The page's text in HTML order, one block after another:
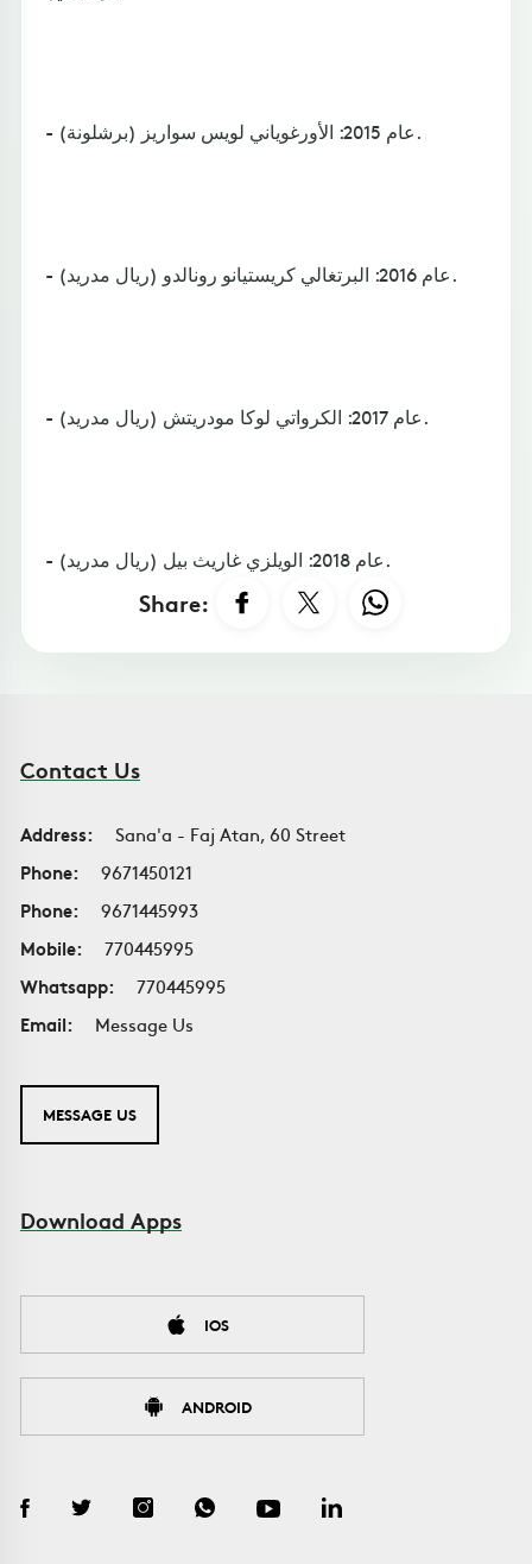
- عام 2015: الأورغوياني لويس سواريز (برشلونة).
- عام 2016: البرتغالي كريستيانو رونالدو (ريال مدريد).
- عام 2017: الكرواتي لوكا مودريتش (ريال مدريد).
- عام 2018: الويلزي غاريث بيل (ريال مدريد).
Share:
Contact Us
Address:
Sana'a - Faj Atan, 60 Street
Phone:
9671450121
Phone:
9671445993
Mobile:
770445995
Whatsapp:
770445995
Email:
Message Us
MESSAGE US
Download Apps
IOS
ANDROID